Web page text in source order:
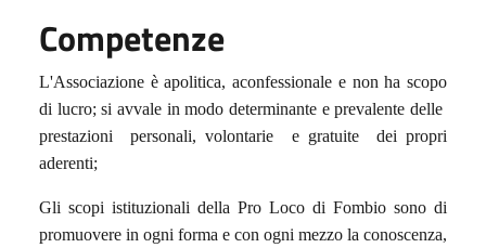
Competenze
L'Associazione è apolitica, aconfessionale e non ha scopo
di lucro;si avvale in modo determinante e prevalente delle
prestazioni
personali, volontarie e gratuite
dei propri
aderenti;
Gli scopi istituzionali della Pro Loco di Fombio sono di
promuovere in ogni forma e con ogni mezzo la conoscenza,